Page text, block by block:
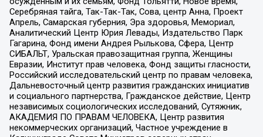
Серебряная тайга, Так-Так-Так, Сова, центр Анна, Проект
Апрель, Самарская губерния, Эра здоровья, Мемориал,
Аналитический Центр Юрия Левады, Издательство Парк
Гагарина, Фонд имени Андрея Рылькова, Сфера, Центр
СИБАЛЬТ, Уральская правозащитная группа, Женщины
Евразии, Институт прав человека, Фонд защиты гласности,
Российский исследовательский центр по правам человека,
Дальневосточный центр развития гражданских инициатив
и социального партнерства, Гражданское действие, Центр
независимых социологических исследований, Сутяжник,
АКАДЕМИЯ ПО ПРАВАМ ЧЕЛОВЕКА, Центр развития
некоммерческих организаций, Частное учреждение в